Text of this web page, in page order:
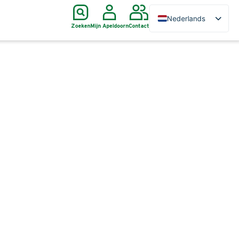
ZoekenMijn ApeldoornContact
Nederlands